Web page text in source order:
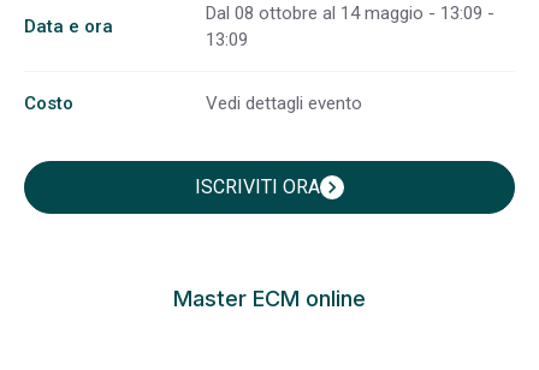
Data e ora
Dal 08 ottobre al 14 maggio - 13:09 -
13:09
Costo Vedi dettagli evento
ISCRIVITI ORAchevron_right
Master ECM online